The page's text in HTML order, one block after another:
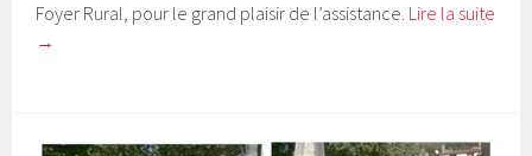
Foyer Rural, pour le grand plaisir de l’assistance. Lire la suite
→